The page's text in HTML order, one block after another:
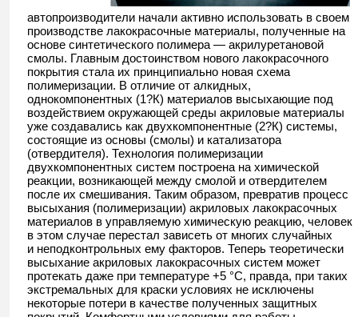
автопроизводители начали активно использовать в своем
производстве лакокрасочные материалы, полученные на
основе синтетического полимера — акрилуретановой
смолы. Главным достоинством нового лакокрасочного
покрытия стала их принципиально новая схема
полимеризации. В отличие от алкидных,
однокомпонентных (1?К) материалов высыхающие под
воздействием окружающей среды акриловые материалы
уже создавались как двухкомпонентные (2?К) системы,
состоящие из основы (смолы) и катализатора
(отвердителя). Технология полимеризации
двухкомпонентных систем построена на химической
реакции, возникающей между смолой и отвердителем
после их смешивания. Таким образом, превратив процесс
высыхания (полимеризации) акриловых лакокрасочных
материалов в управляемую химическую реакцию, человек
в этом случае перестал зависеть от многих случайных
и неподконтрольных ему факторов. Теперь теоретически
высыхание акриловых лакокрасочных систем может
протекать даже при температуре +5 °С, правда, при таких
экстремальных для краски условиях не исключены
некоторые потери в качестве полученных защитных